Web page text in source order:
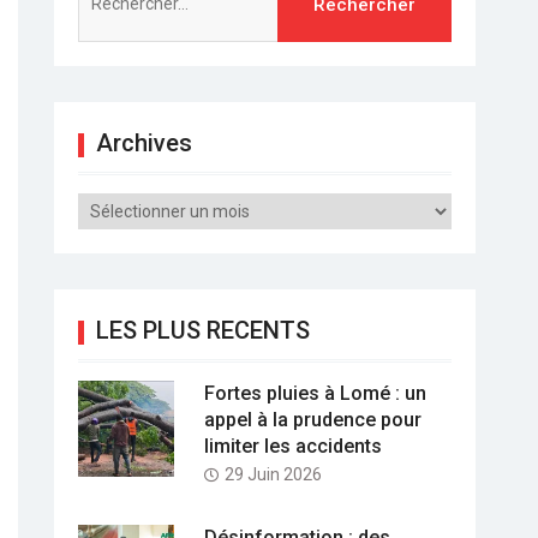
Archives
Archives
LES PLUS RECENTS
Fortes pluies à Lomé : un
appel à la prudence pour
limiter les accidents
29 Juin 2026